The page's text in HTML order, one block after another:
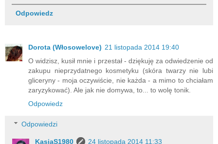
Odpowiedz
Dorota (Włosowelove) 21 listopada 2014 19:40
O widzisz, kusił mnie i przestał - dziękuję za odwiedzenie od
zakupu nieprzydatnego kosmetyku (skóra twarzy nie lubi
gliceryny - moja oczywiście, nie każda - a mimo to chciałam
zaryzykować). Ale jak nie domywa, to... to wolę tonik.
Odpowiedz
Odpowiedzi
KasiaS1980
24 listopada 2014 11:33